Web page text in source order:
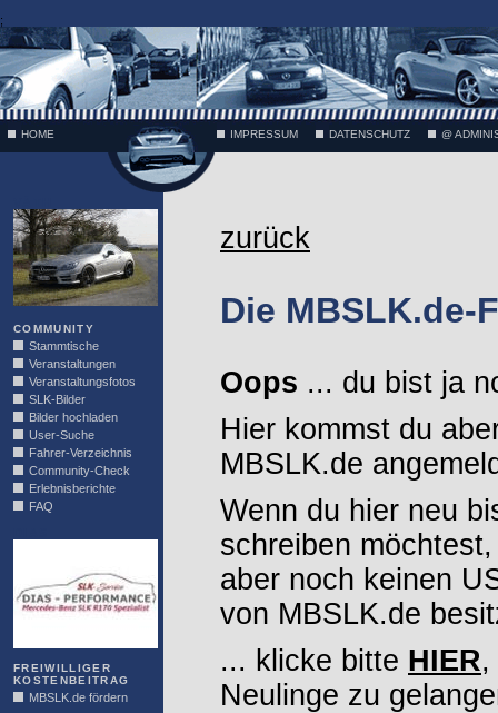
;
HOME IMPRESSUM DATENSCHUTZ @
COMMUNITY
Stammtische
Veranstaltungen
Veranstaltungsfotos
SLK-Bilder
Bilder hochladen
User-Suche
Fahrer-Verzeichnis
Community-Check
Erlebnisberichte
FAQ
FREIWILLIGER
KOSTENBEITRAG
MBSLK.de fördern
zurück
Die MBSLK.de-
Oops ... du bist ja
Hier kommst du
MBSLK.de
Wenn du hier neu
schreiben möchtest,
aber noch keinen
von MBSLK.de
... klicke bitte HIER,
Neulinge zu